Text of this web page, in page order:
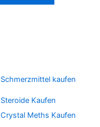
Schmerzmittel kaufen
Steroide Kaufen
Crystal Meths Kaufen